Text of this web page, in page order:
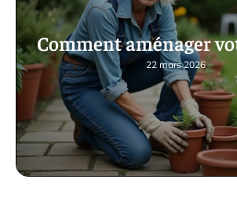
Comment aménager
22 mars 2026